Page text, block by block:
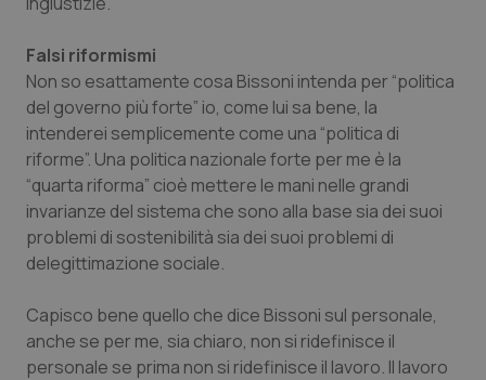
Falsi riformismi
Non so esattamente cosa Bissoni intenda per “politica
del governo più forte” io, come lui sa bene, la
intenderei semplicemente come una “politica di
riforme”. Una politica nazionale forte per me è la
“quarta riforma” cioè mettere le mani nelle grandi
invarianze del sistema che sono alla base sia dei suoi
problemi di sostenibilità sia dei suoi problemi di
delegittimazione sociale.
Capisco bene quello che dice Bissoni sul personale,
anche se per me, sia chiaro, non si ridefinisce il
personale se prima non si ridefinisce il lavoro. Il lavoro
_ga_KM60CM4NPH .quotidianosanita.it